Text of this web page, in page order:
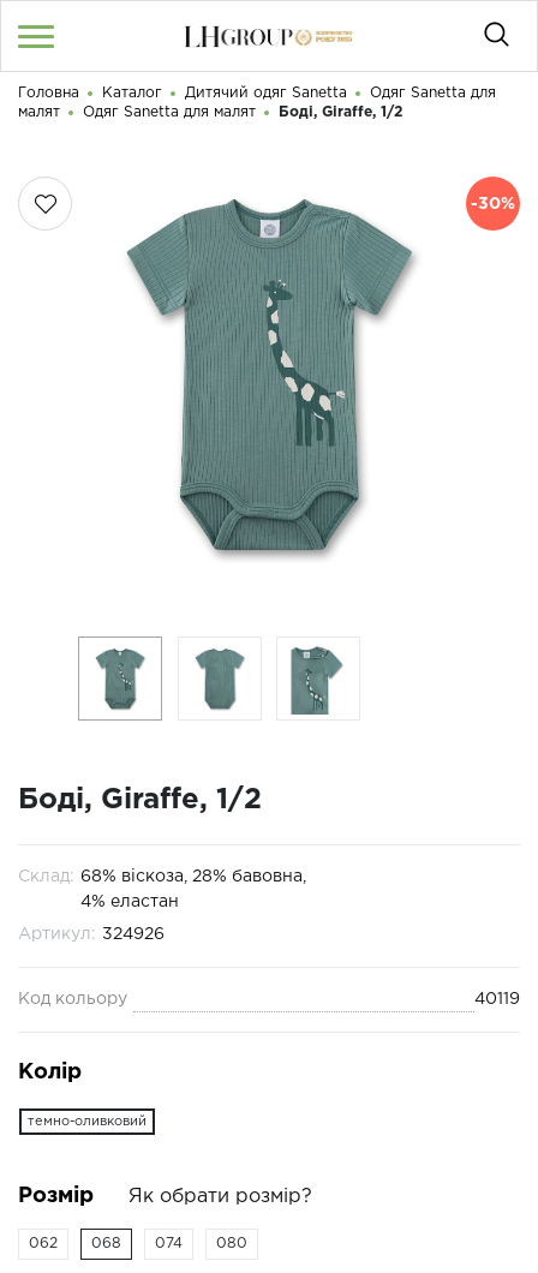
UA | RU
КАТАЛОГ
050 187 33 33
Графік роботи з 9:00 до 21:00
Доброго дня! Що Ви шукаєте?
Головна Каталог Дитячий одяг Sanetta
Одяг Sanetta для
малят
Одяг Sanetta для малят Боді, Giraffe, 1/2
-30%
Боді, Giraffe, 1/2
Склад: 68% віскоза, 28% бавовна,
4% еластан
Артикул: 324926
Код кольору 40119
Колір
темно-оливковий
Розмір Як обрати розмір?
062 068 074 080